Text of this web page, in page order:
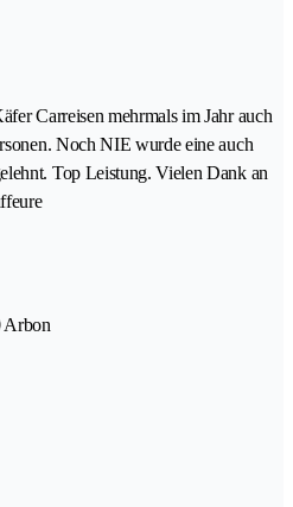
Carreisen mehrmals im Jahr auch
Noch NIE wurde eine auch
Top Leistung. Vielen Dank an
Arbon